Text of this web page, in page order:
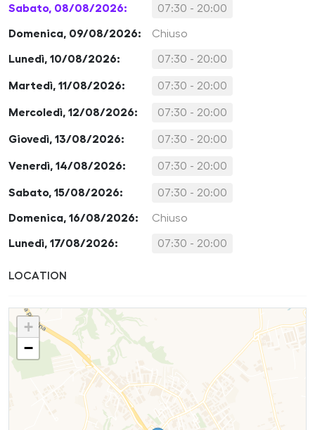
Sabato, 08/08/2026: 07:30 - 20:00
Domenica, 09/08/2026: Chiuso
Lunedì, 10/08/2026: 07:30 - 20:00
Martedì, 11/08/2026: 07:30 - 20:00
Mercoledì, 12/08/2026: 07:30 - 20:00
Giovedì, 13/08/2026: 07:30 - 20:00
Venerdì, 14/08/2026: 07:30 - 20:00
Sabato, 15/08/2026: 07:30 - 20:00
Domenica, 16/08/2026: Chiuso
Lunedì, 17/08/2026: 07:30 - 20:00
LOCATION
+
−